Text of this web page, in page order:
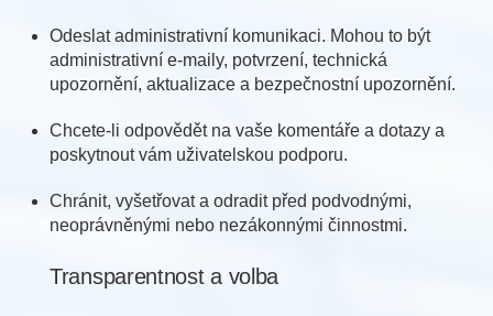
Odeslat administrativní komunikaci. Mohou to být
administrativní e-maily, potvrzení, technická
upozornění, aktualizace a bezpečnostní upozornění.
Chcete-li odpovědět na vaše komentáře a dotazy a
poskytnout vám uživatelskou podporu.
Chránit, vyšetřovat a odradit před podvodnými,
neoprávněnými nebo nezákonnými činnostmi.
Transparentnost a volba